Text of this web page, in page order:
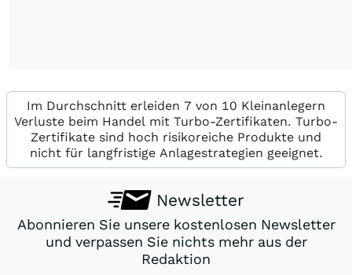
Im Durchschnitt erleiden 7 von 10 Kleinanlegern
Verluste beim Handel mit Turbo-Zertifikaten. Turbo-
Zertifikate sind hoch risikoreiche Produkte und
nicht für langfristige Anlagestrategien geeignet.
Newsletter
Abonnieren Sie unsere kostenlosen Newsletter
und verpassen Sie nichts mehr aus der
Redaktion